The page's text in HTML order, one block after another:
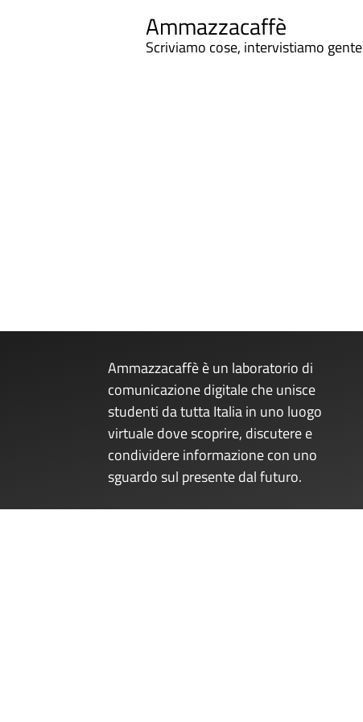
Ammazzacaffè
Scriviamo cose, intervistiamo gente
Ammazzacaffè è un laboratorio di
comunicazione digitale che unisce
studenti da tutta Italia in uno luogo
virtuale dove scoprire, discutere e
condividere informazione con uno
sguardo sul presente dal futuro.